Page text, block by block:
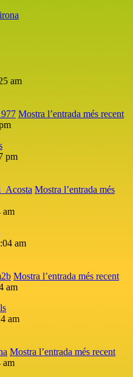
am
Mostra l’entrada més recent
pm
Mostra l’entrada més
am
am
Mostra l’entrada més recent
am
am
Mostra l’entrada més recent
am